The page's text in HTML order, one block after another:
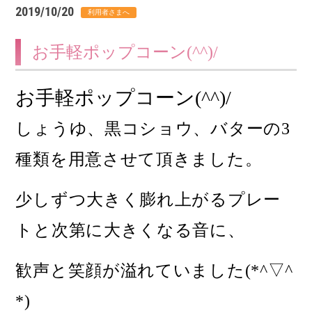
2019/10/20
お手軽ポップコーン(^^)/
お手軽ポップコーン(^^)/
しょうゆ、黒コショウ、バターの3
種類を用意させて頂きました。
少しずつ大きく膨れ上がるプレー
トと次第に大きくなる音に、
歓声と笑顔が溢れていました(*^▽^
*)